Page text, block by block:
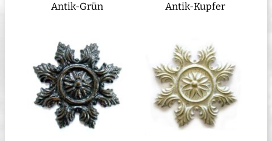
Antik-Grün Antik-Kupfer